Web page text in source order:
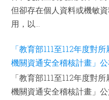
但卻存在個人資料或機敏
用，以...
「教育部111至112年度對
機關資通安全稽核計畫」
「教育部111至112年度對
機關資通安全稽核計畫」